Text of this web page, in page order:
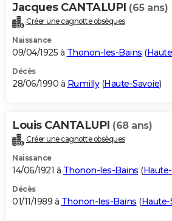
Jacques CANTALUPI (65 ans)
Créer une cagnotte obsèques
Naissance
09/04/1925 à Thonon-les-Bains (
Décès
28/06/1990 à Rumilly(Haute-Savoie)
Louis CANTALUPI (68 ans)
Créer une cagnotte obsèques
Naissance
14/06/1921 à Thonon-les-Bains (
Décès
01/11/1989 à Thonon-les-Bains (Haute-